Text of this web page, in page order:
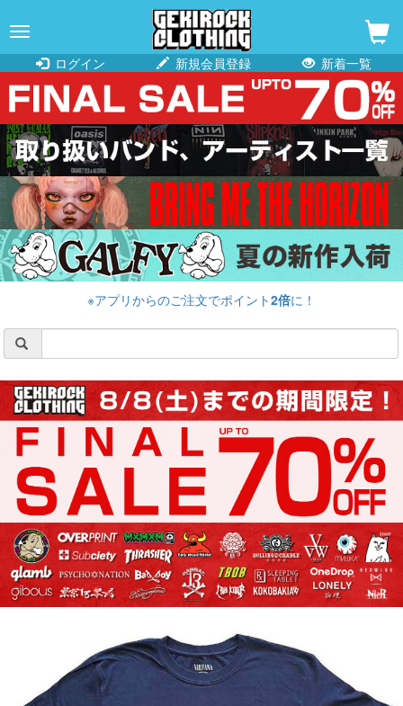
navigation
ログイン
新規会員登録 新着一覧
※アプリからのご注文でポイント2倍に！